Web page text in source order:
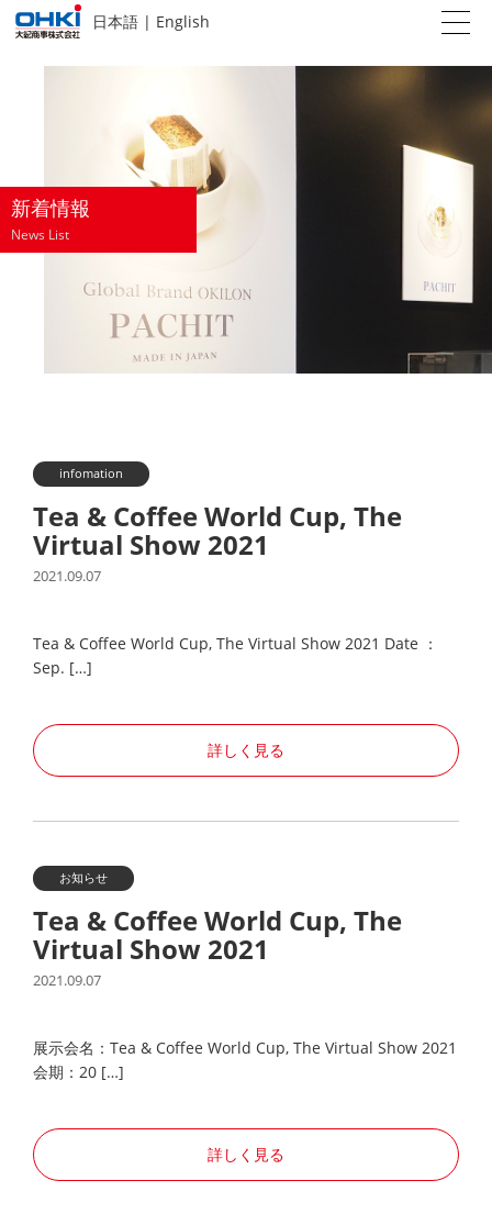
日本語 | English
新着情報
News List
infomation
Tea & Coffee World Cup, The
Virtual Show 2021
2021.09.07
Tea & Coffee World Cup, The Virtual Show 2021 Date ：
Sep. […]
詳しく見る
お知らせ
Tea & Coffee World Cup, The
Virtual Show 2021
2021.09.07
展示会名：Tea & Coffee World Cup, The Virtual Show 2021
会期：20 […]
詳しく見る